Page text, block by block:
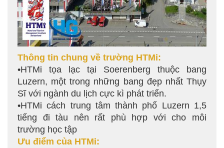
Thông tin chung về trường HTMi:
•HTMi tọa lạc tại Soerenberg thuộc bang
Luzern, một trong những bang đẹp nhất Thụy
Sĩ với ngành du lịch cực kì phát triển.
•HTMi cách trung tâm thành phố Luzern 1,5
tiếng đi tàu nên rất phù hợp với cho môi
trường học tập
Ưu điểm của HTMi: